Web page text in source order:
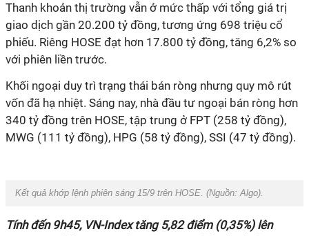
Thanh khoản thị trường vẫn ở mức thấp với tổng giá trị
giao dịch gần 20.200 tỷ đồng, tương ứng 698 triệu cổ
phiếu. Riêng HOSE đạt hơn 17.800 tỷ đồng, tăng 6,2% so
với phiên liền trước.
Khối ngoại duy trì trạng thái bán ròng nhưng quy mô rút
vốn đã hạ nhiệt. Sáng nay, nhà đầu tư ngoại bán ròng hơn
340 tỷ đồng trên HOSE, tập trung ở FPT (258 tỷ đồng),
MWG (111 tỷ đồng), HPG (58 tỷ đồng), SSI (47 tỷ đồng).
Kết quả khớp lệnh phiên sáng 15/9 trên HOSE. (Nguồn:Algo).
Tính đến 9h45, VN-Index tăng 5,82 điểm (0,35%) lên